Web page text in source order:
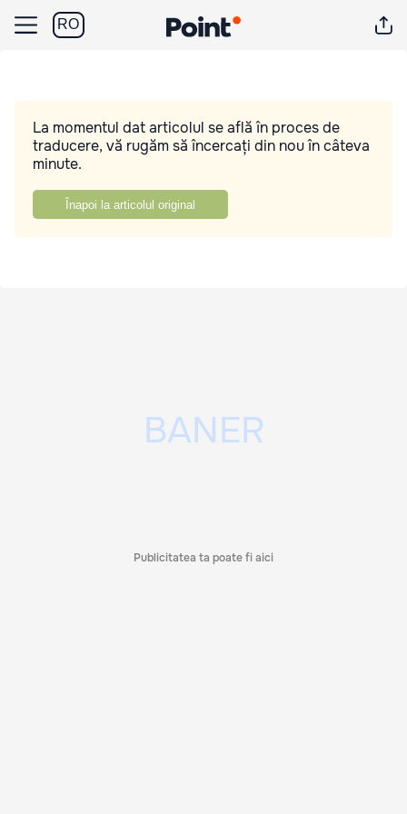
RO
La momentul dat articolul se află în proces de
traducere, vă rugăm să încercați din nou în câteva
minute.
Înapoi la articolul original
Publicitatea ta poate fi aici